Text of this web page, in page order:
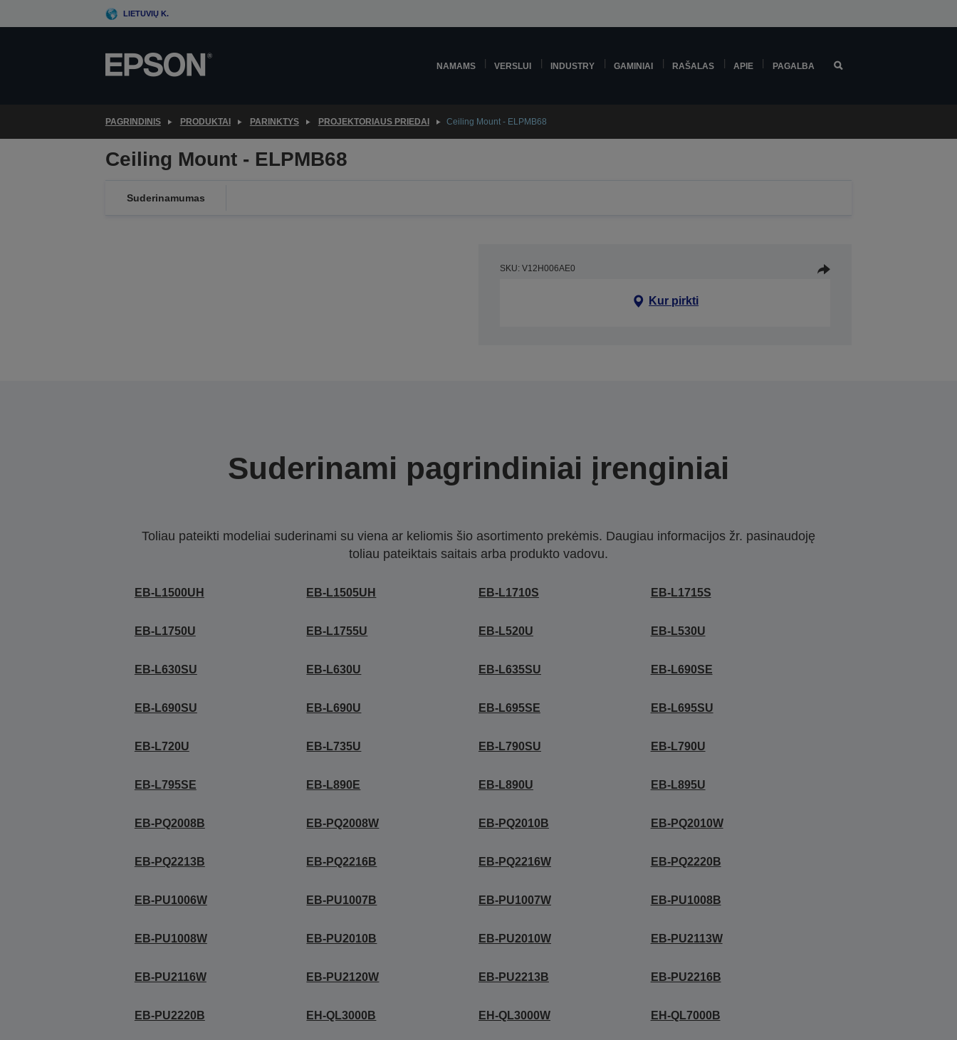
to
LIETUVIŲ K.
NAMAMS VERSLUI INDUSTRY GAMINIAI RAŠALAS APIE PAGALBA
PAGRINDINIS PRODUKTAI PARINKTYS PROJEKTORIAUS PRIEDAI Ceiling Mount - ELPMB68
Ceiling Mount - ELPMB68
Suderinamumas
SKU: V12H006AE0
Kur pirkti
Suderinami pagrindiniai įrenginiai
Toliau pateikti modeliai suderinami su viena ar keliomis šio asortimento prekėmis. Daugiau informacijos žr. pasinaudoję
toliau pateiktais saitais arba produkto vadovu.
EB-L1500UH EB-L1505UH EB-L1710S EB-L1715S
EB-L1750U EB-L1755U EB-L520U EB-L530U
EB-L630SU EB-L630U EB-L635SU EB-L690SE
EB-L690SU EB-L690U EB-L695SE EB-L695SU
EB-L720U EB-L735U EB-L790SU EB-L790U
EB-L795SE EB-L890E EB-L890U EB-L895U
EB-PQ2008B EB-PQ2008W EB-PQ2010B EB-PQ2010W
EB-PQ2213B EB-PQ2216B EB-PQ2216W EB-PQ2220B
EB-PU1006W EB-PU1007B EB-PU1007W EB-PU1008B
EB-PU1008W EB-PU2010B EB-PU2010W EB-PU2113W
EB-PU2116W EB-PU2120W EB-PU2213B EB-PU2216B
EB-PU2220B EH-QL3000B EH-QL3000W EH-QL7000B